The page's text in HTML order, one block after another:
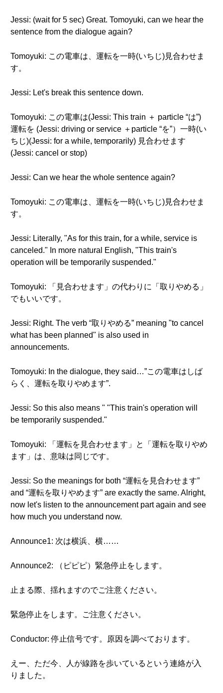
Jessi: (wait for 5 sec) Great. Tomoyuki, can we hear the
sentence from the dialogue again?
Tomoyuki: この電車は、運転を一時(いちじ)見合わせま
す。
Jessi: Let's break this sentence down.
Tomoyuki: この電車は(Jessi: This train ＋ particle “は”)
運転を (Jessi: driving or service ＋particle “を”）一時(い
ちじ)(Jessi: for a while, temporarily) 見合わせます
(Jessi: cancel or stop)
Jessi: Can we hear the whole sentence again?
Tomoyuki: この電車は、運転を一時(いちじ)見合わせま
す。
Jessi: Literally, "As for this train, for a while, service is
canceled." In more natural English, "This train's
operation will be temporarily suspended."
Tomoyuki: 「見合わせます」の代わりに「取りやめる」
でもいいです。
Jessi: Right. The verb “取りやめる” meaning "to cancel
what has been planned" is also used in
announcements.
Tomoyuki: In the dialogue, they said…”この電車はしば
らく、運転を取りやめます”.
Jessi: So this also means " "This train's operation will
be temporarily suspended."
Tomoyuki: 「運転を見合わせます」と「運転を取りやめ
ます」は、意味は同じです。
Jessi: So the meanings for both “運転を見合わせます”
and “運転を取りやめます” are exactly the same. Alright,
now let's listen to the announcement part again and see
how much you understand now.
Announce1: 次は横浜、横……
Announce2: （ピピピ）緊急停止をします。
止まる際、揺れますのでご注意ください。
緊急停止をします。ご注意ください。
Conductor: 停止信号です。原因を調べております。
えー、ただ今、人が線路を歩いているという連絡が入
りました。